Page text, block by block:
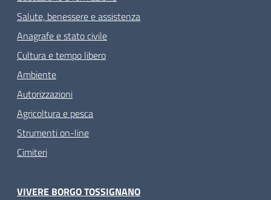
Salute, benessere e assistenza
Anagrafe e stato civile
Cultura e tempo libero
Ambiente
Autorizzazioni
Agricoltura e pesca
Strumenti on-line
Cimiteri
VIVERE BORGO TOSSIGNANO